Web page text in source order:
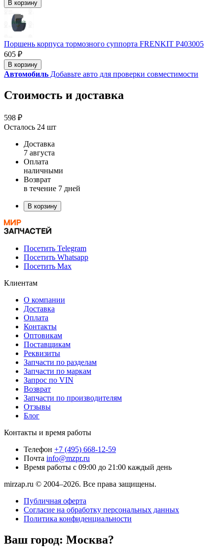
В корзину
Поршень корпуса тормозного суппорта FRENKIT P403005
605 ₽
В корзину
Автомобиль Добавьте авто для проверки совместимости
Стоимость и доставка
598 ₽
Осталось 24 шт
Доставка
7 августа
Оплата
наличными
Возврат
в течение 7 дней
В корзину
Посетить Telegram
Посетить Whatsapp
Посетить Max
Клиентам
О компании
Доставка
Оплата
Контакты
Оптовикам
Поставщикам
Реквизиты
Запчасти по разделам
Запчасти по маркам
Запрос по VIN
Возврат
Запчасти по производителям
Отзывы
Блог
Контакты и время работы
Телефон +7 (495) 668-12-59
Почта info@mzpr.ru
Время работы с 09:00 до 21:00 каждый день
mirzap.ru © 2004–2026. Все права защищены.
Публичная оферта
Согласие на обработку персональных данных
Политика конфиденциальности
Ваш город: Москва?